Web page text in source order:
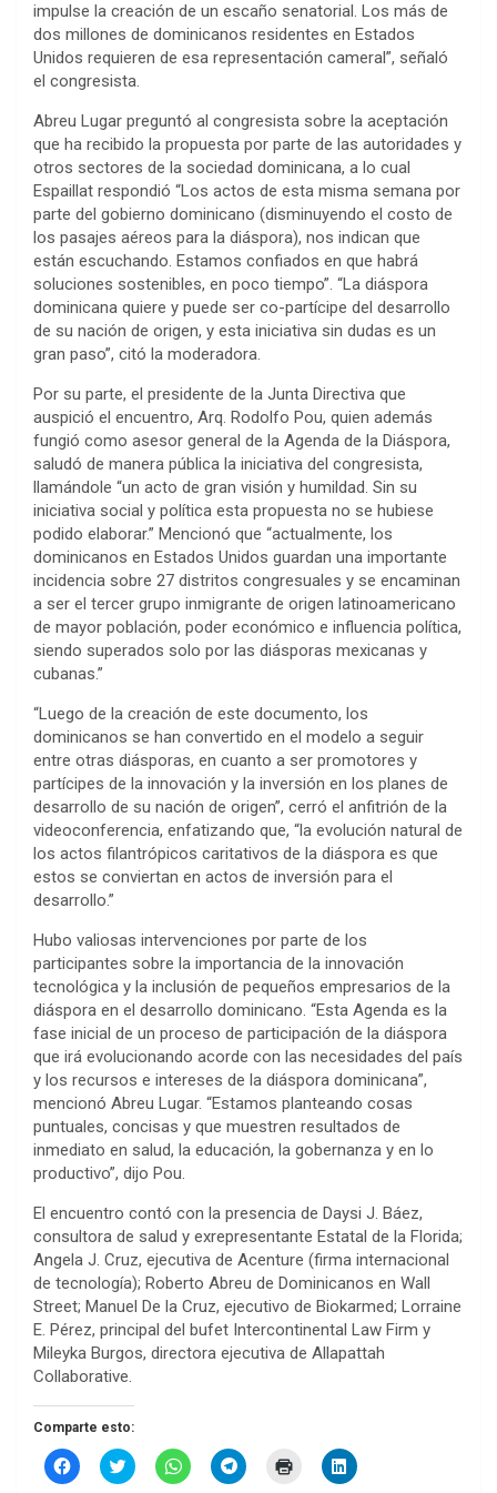
impulse la creación de un escaño senatorial. Los más de
dos millones de dominicanos residentes en Estados
Unidos requieren de esa representación cameral”, señaló
el congresista.
Abreu Lugar preguntó al congresista sobre la aceptación
que ha recibido la propuesta por parte de las autoridades y
otros sectores de la sociedad dominicana, a lo cual
Espaillat respondió “Los actos de esta misma semana por
parte del gobierno dominicano (disminuyendo el costo de
los pasajes aéreos para la diáspora), nos indican que
están escuchando. Estamos confiados en que habrá
soluciones sostenibles, en poco tiempo”. “La diáspora
dominicana quiere y puede ser co-partícipe del desarrollo
de su nación de origen, y esta iniciativa sin dudas es un
gran paso”, citó la moderadora.
Por su parte, el presidente de la Junta Directiva que
auspició el encuentro, Arq. Rodolfo Pou, quien además
fungió como asesor general de la Agenda de la Diáspora,
saludó de manera pública la iniciativa del congresista,
llamándole “un acto de gran visión y humildad. Sin su
iniciativa social y política esta propuesta no se hubiese
podido elaborar.” Mencionó que “actualmente, los
dominicanos en Estados Unidos guardan una importante
incidencia sobre 27 distritos congresuales y se encaminan
a ser el tercer grupo inmigrante de origen latinoamericano
de mayor población, poder económico e influencia política,
siendo superados solo por las diásporas mexicanas y
cubanas.”
“Luego de la creación de este documento, los
dominicanos se han convertido en el modelo a seguir
entre otras diásporas, en cuanto a ser promotores y
partícipes de la innovación y la inversión en los planes de
desarrollo de su nación de origen”, cerró el anfitrión de la
videoconferencia, enfatizando que, “la evolución natural de
los actos filantrópicos caritativos de la diáspora es que
estos se conviertan en actos de inversión para el
desarrollo.”
Hubo valiosas intervenciones por parte de los
participantes sobre la importancia de la innovación
tecnológica y la inclusión de pequeños empresarios de la
diáspora en el desarrollo dominicano. “Esta Agenda es la
fase inicial de un proceso de participación de la diáspora
que irá evolucionando acorde con las necesidades del país
y los recursos e intereses de la diáspora dominicana”,
mencionó Abreu Lugar. “Estamos planteando cosas
puntuales, concisas y que muestren resultados de
inmediato en salud, la educación, la gobernanza y en lo
productivo”, dijo Pou.
El encuentro contó con la presencia de Daysi J. Báez,
consultora de salud y exrepresentante Estatal de la Florida;
Angela J. Cruz, ejecutiva de Acenture (firma internacional
de tecnología); Roberto Abreu de Dominicanos en Wall
Street; Manuel De la Cruz, ejecutivo de Biokarmed; Lorraine
E. Pérez, principal del bufet Intercontinental Law Firm y
Mileyka Burgos, directora ejecutiva de Allapattah
Collaborative.
Comparte esto:
H
a
H
a
H
a
H
a
H
a